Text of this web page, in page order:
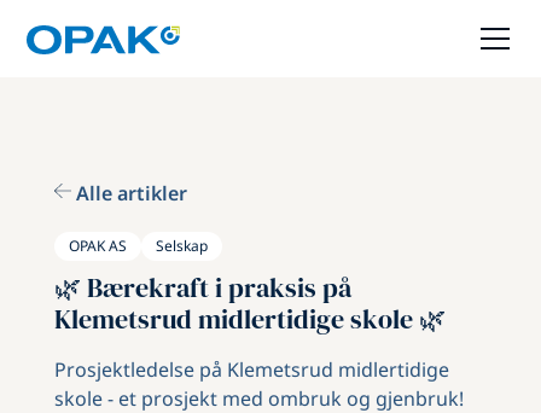
Alle artikler
OPAK AS Selskap
🌿 Bærekraft i praksis på
Klemetsrud midlertidige skole 🌿
Prosjektledelse på Klemetsrud midlertidige
skole - et prosjekt med ombruk og gjenbruk!